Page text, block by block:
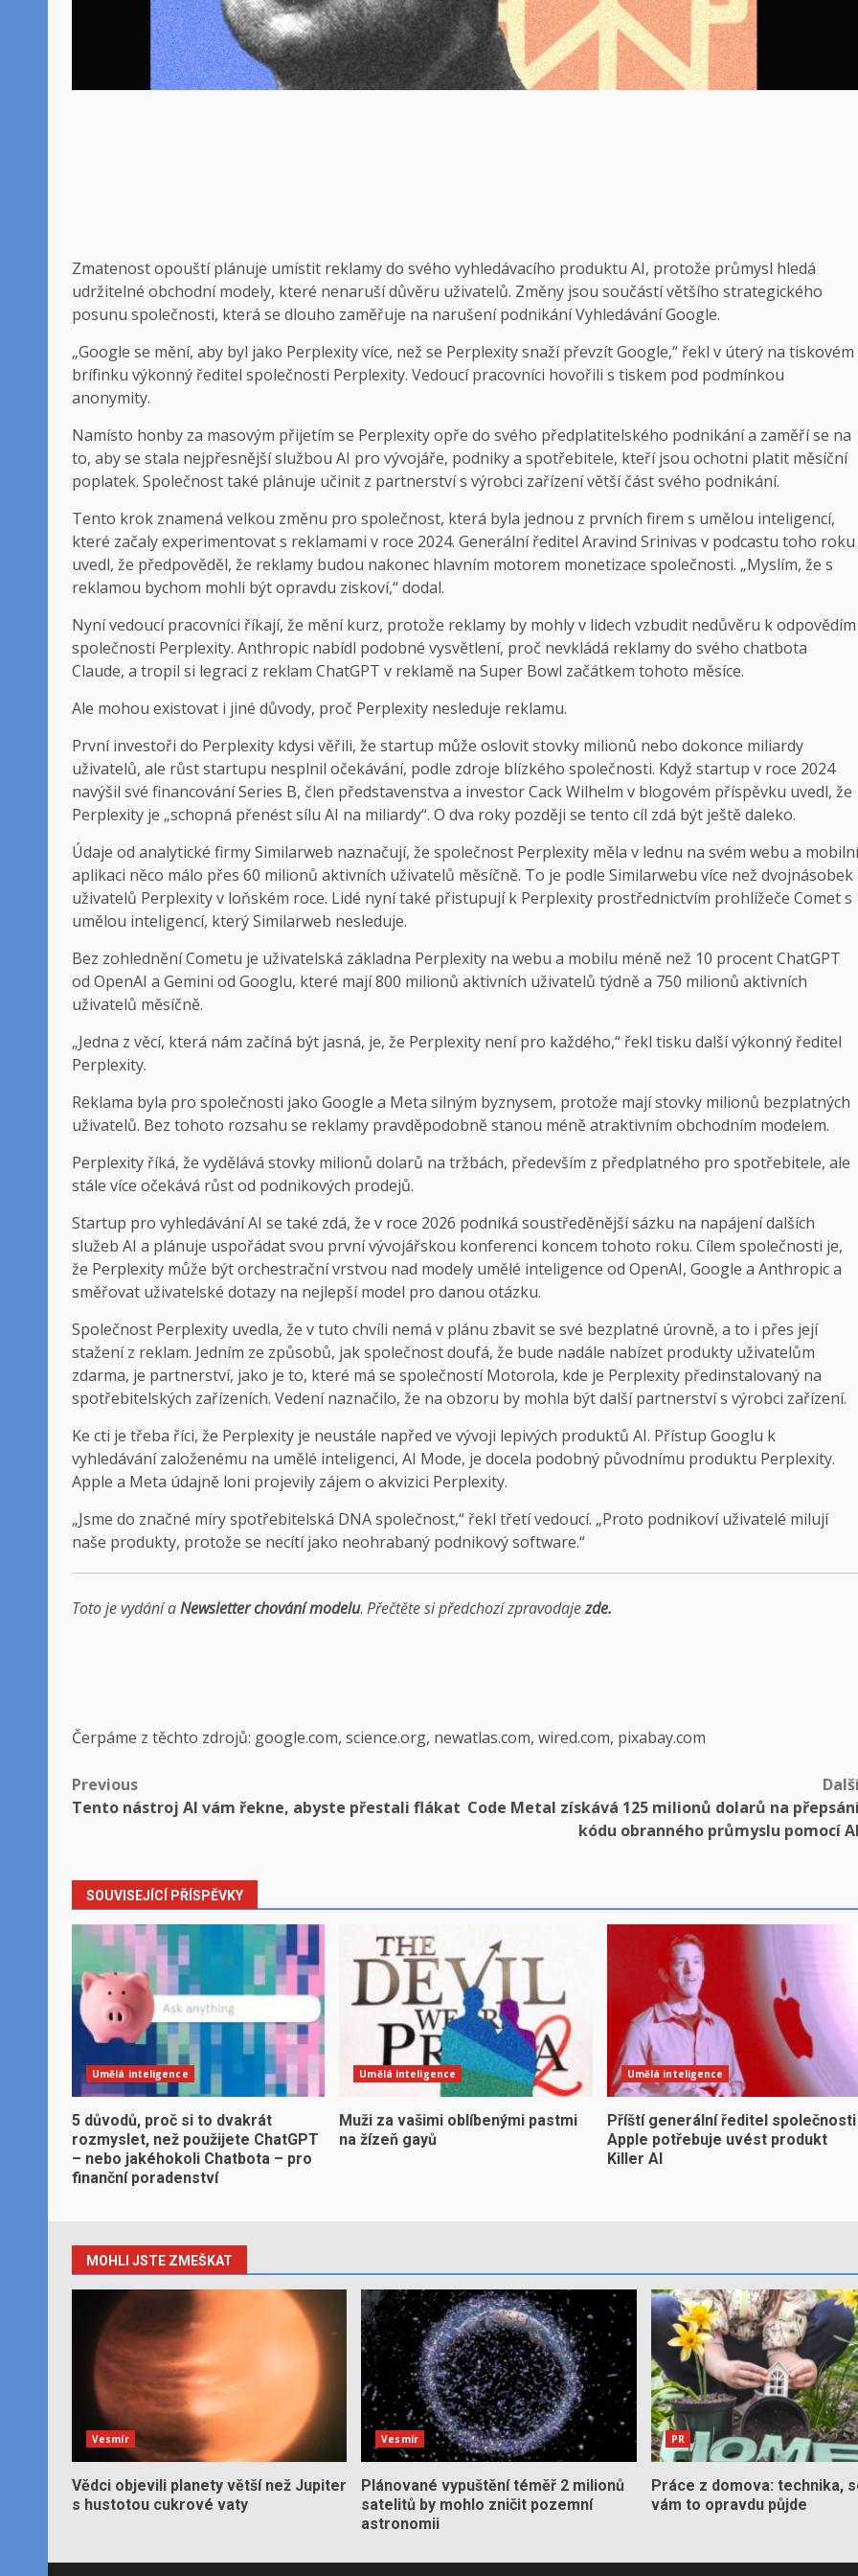
Zmatenost opouštíplánuje umístit reklamy do svého vyhledávacího produktu AI, protože průmysl hledá
udržitelné obchodní modely, které nenaruší důvěru uživatelů. Změny jsou součástí většího strategického
posunu společnosti, která se dlouho zaměřuje na narušení podnikání Vyhledávání Google.
„Google se mění, aby byl jako Perplexity více, než se Perplexity snaží převzít Google,“ řekl v úterý na tiskovém
brífinku výkonný ředitel společnosti Perplexity. Vedoucí pracovníci hovořili s tiskem pod podmínkou
anonymity.
Namísto honby za masovým přijetím se Perplexity opře do svého předplatitelského podnikání a zaměří se na
to, aby se stala nejpřesnější službou AI pro vývojáře, podniky a spotřebitele, kteří jsou ochotni platit měsíční
poplatek. Společnost také plánuje učinit z partnerství s výrobci zařízení větší část svého podnikání.
Tento krok znamená velkou změnu pro společnost, která byla jednou z prvních firem s umělou inteligencí,
které začaly experimentovat s reklamami v roce 2024. Generální ředitel Aravind Srinivas v podcastu toho roku
uvedl, že předpověděl, že reklamy budou nakonec hlavním motorem monetizace společnosti. „Myslím, že s
reklamou bychom mohli být opravdu ziskoví,“ dodal.
Nyní vedoucí pracovníci říkají, že mění kurz, protože reklamy by mohly v lidech vzbudit nedůvěru k odpovědím
společnosti Perplexity. Anthropic nabídl podobné vysvětlení, proč nevkládá reklamy do svého chatbota
Claude, a tropil si legraci z reklam ChatGPT v reklamě na Super Bowl začátkem tohoto měsíce.
Ale mohou existovat i jiné důvody, proč Perplexity nesleduje reklamu.
První investoři do Perplexity kdysi věřili, že startup může oslovit stovky milionů nebo dokonce miliardy
uživatelů, ale růst startupu nesplnil očekávání, podle zdroje blízkého společnosti. Když startup v roce 2024
navýšil své financování Series B, člen představenstva a investor Cack Wilhelm v blogovém příspěvku uvedl, že
Perplexity je „schopná přenést sílu AI na miliardy“. O dva roky později se tento cíl zdá být ještě daleko.
Údaje od analytické firmy Similarweb naznačují, že společnost Perplexity měla v lednu na svém webu a mobilní
aplikaci něco málo přes 60 milionů aktivních uživatelů měsíčně. To je podle Similarwebu více než dvojnásobek
uživatelů Perplexity v loňském roce. Lidé nyní také přistupují k Perplexity prostřednictvím prohlížeče Comet s
umělou inteligencí, který Similarweb nesleduje.
Bez zohlednění Cometu je uživatelská základna Perplexity na webu a mobilu méně než 10 procent ChatGPT
od OpenAI a Gemini od Googlu, které mají 800 milionů aktivních uživatelů týdně a 750 milionů aktivních
uživatelů měsíčně.
„Jedna z věcí, která nám začíná být jasná, je, že Perplexity není pro každého,“ řekl tisku další výkonný ředitel
Perplexity.
Reklama byla pro společnosti jako Google a Meta silným byznysem, protože mají stovky milionů bezplatných
uživatelů. Bez tohoto rozsahu se reklamy pravděpodobně stanou méně atraktivním obchodním modelem.
Perplexity říká, že vydělává stovky milionů dolarů na tržbách, především z předplatného pro spotřebitele, ale
stále více očekává růst od podnikových prodejů.
Startup pro vyhledávání AI se také zdá, že v roce 2026 podniká soustředěnější sázku na napájení dalších
služeb AI a plánuje uspořádat svou první vývojářskou konferenci koncem tohoto roku. Cílem společnosti je,
že Perplexity může být orchestrační vrstvou nad modely umělé inteligence od OpenAI, Google a Anthropic a
směřovat uživatelské dotazy na nejlepší model pro danou otázku.
Společnost Perplexity uvedla, že v tuto chvíli nemá v plánu zbavit se své bezplatné úrovně, a to i přes její
stažení z reklam. Jedním ze způsobů, jak společnost doufá, že bude nadále nabízet produkty uživatelům
zdarma, je partnerství, jako je to, které má se společností Motorola, kde je Perplexity předinstalovaný na
spotřebitelských zařízeních. Vedení naznačilo, že na obzoru by mohla být další partnerství s výrobci zařízení.
Ke cti je třeba říci, že Perplexity je neustále napřed ve vývoji lepivých produktů AI. Přístup Googlu k
vyhledávání založenému na umělé inteligenci, AI Mode, je docela podobný původnímu produktu Perplexity.
Apple a Meta údajně loni projevily zájem o akvizici Perplexity.
„Jsme do značné míry spotřebitelská DNA společnost,“ řekl třetí vedoucí. „Proto podnikoví uživatelé milují
naše produkty, protože se necítí jako neohrabaný podnikový software.“
Toto je vydáníaNewsletter chování modelu. Přečtěte si předchozí zpravodajezde.
Čerpáme z těchto zdrojů: google.com, science.org, newatlas.com, wired.com, pixabay.com
Post
navigation
Previous
Tento nástroj AI vám řekne, abyste přestali flákat Code Metal získává 125 milionů dolarů na
kódu obranného průmyslu pomocí AI
SOUVISEJÍCÍ PŘÍSPĚVKY
Umělá inteligence
5 důvodů, proč si to dvakrát
rozmyslet, než použijete ChatGPT
– nebo jakéhokoli Chatbota – pro
finanční poradenství
Umělá inteligence
Muži za vašimi oblíbenými pastmi
na žízeň gayů
Umělá inteligence
Příští generální ředitel společnosti
Apple potřebuje uvést produkt
Killer AI
MOHLI JSTE ZMEŠKAT
Vesmír
Vědci objevili planety větší než Jupiter
s hustotou cukrové vaty
Vesmír
Plánované vypuštění téměř 2 milionů
satelitů by mohlo zničit pozemní
astronomii
PR
Práce z domova: technika,
vám to opravdu půjde